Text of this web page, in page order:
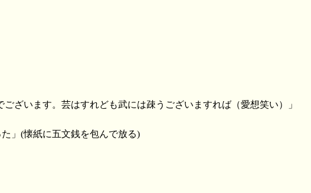
ざいます。芸はすれども武には疎うございますれば（愛想笑い）」
」(懐紙に五文銭を包んで放る)